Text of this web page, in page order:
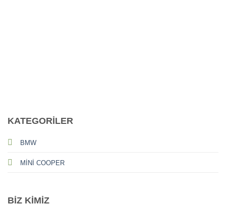
KATEGORİLER
BMW
MİNİ COOPER
BİZ KİMİZ